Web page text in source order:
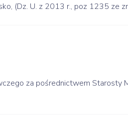
(Dz. U. z 2013 r., poz 1235 ze
za pośrednictwem Starosty